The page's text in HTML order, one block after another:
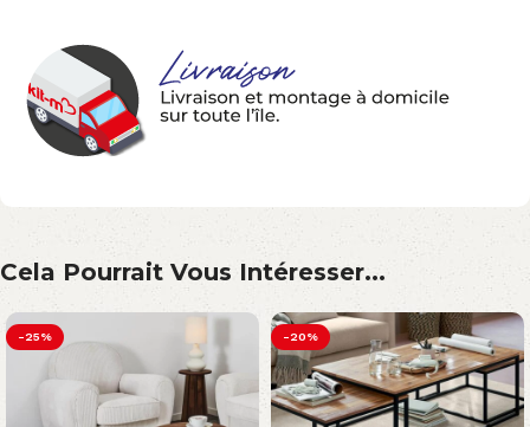
Cela Pourrait Vous Intéresser...
-25% -20%